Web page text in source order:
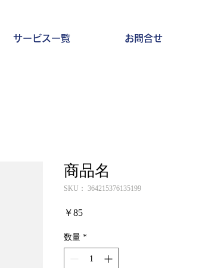
サービス一覧 お問合せ
商品名
SKU： 364215376135199
￥85価
数量 *